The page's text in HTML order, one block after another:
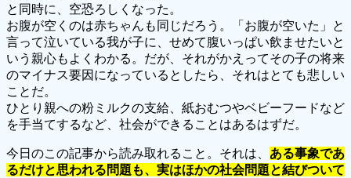
と同時に、空恐ろしくなった。
お腹が空くのは赤ちゃんも同じだろう。「お腹が空いた」と
言って泣いている我が子に、せめて腹いっぱい飲ませたいと
いう親心もよくわかる。だが、それがかえってその子の将来
のマイナス要因になっているとしたら、それはとても悲しい
ことだ。
ひとり親への粉ミルクの支給、紙おむつやベビーフードなど
を手当てするなど、社会ができることはあるはずだ。
今日のこの記事から読み取れること。それは、 ある事象であ
るだけと思われる問題も、実はほかの社会問題と結びついて